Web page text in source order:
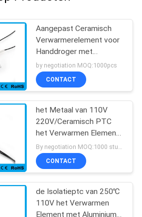
Aangepast Ceramisch
Verwarmerelement voor
Handdroger met
Roestvrij staalhuisvesting
by negotiation MOQ:1000pcs
CONTACT
het Metaal van 110V
220V/Ceramisch PTC
het Verwarmen Element
voor Huistoestellen
CONTACT
de Isolatieptc van 250℃
110V het Verwarmen
Element met Aluminium